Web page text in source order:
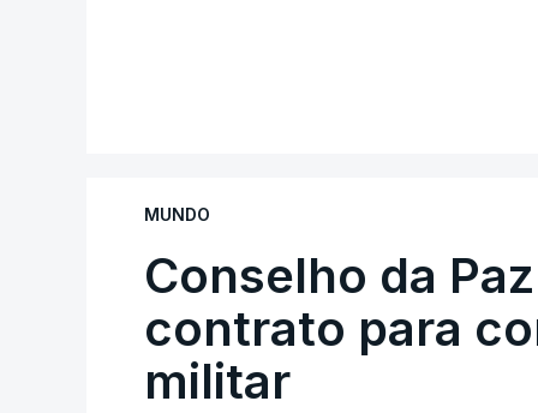
MUNDO
Conselho da
contrato para
militar